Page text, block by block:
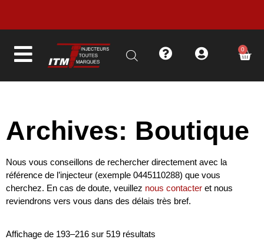
LIVRAISON EN MOINS DE 48H 0
Archives: Boutique
Nous vous conseillons de rechercher directement avec la
référence de l’injecteur (exemple 0445110288) que vous
cherchez. En cas de doute, veuillez nous contacter et nous
reviendrons vers vous dans des délais très bref.
Affichage de 193–216 sur 519 résultats